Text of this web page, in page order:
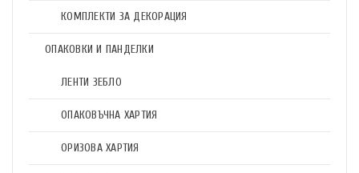
КОМПЛЕКТИ ЗА ДЕКОРАЦИЯ
ОПАКОВКИ И ПАНДЕЛКИ
ЛЕНТИ ЗЕБЛО
ОПАКОВЪЧНА ХАРТИЯ
ОРИЗОВА ХАРТИЯ